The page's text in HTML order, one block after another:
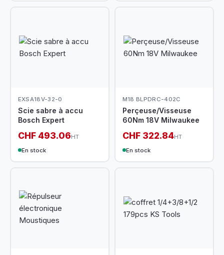
EXSA18V-32-0
Scie sabre à accu
Bosch Expert
CHF 493.06HT
En stock
M18 BLPDRC-402C
Perçeuse/Visseuse
60Nm 18V Milwaukee
CHF 322.84HT
En stock